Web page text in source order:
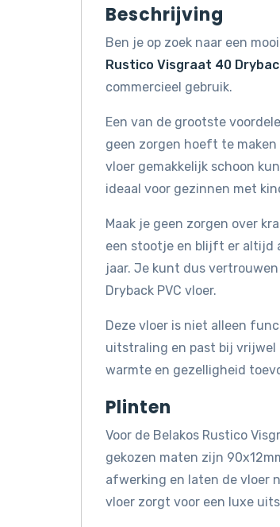
Beschrijving
Ben je op zoek naar een
Rustico Visgraat 40
commercieel gebruik.
Een van de grootste
geen zorgen hoeft te
vloer gemakkelijk schoon
ideaal voor gezinnen met
Maak je geen zorgen over
een stootje en blijft er altijd
jaar. Je kunt dus
Dryback PVC vloer.
Deze vloer is niet alleen
uitstraling en past bij vrijwel
warmte en gezelligheid
Plinten
Voor de Belakos Rustico
gekozen maten zijn
afwerking en laten de vloer
vloer zorgt voor een luxe